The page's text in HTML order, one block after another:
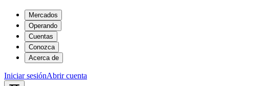
Mercados
Operando
Cuentas
Conozca
Acerca de
Iniciar sesiónAbrir cuenta